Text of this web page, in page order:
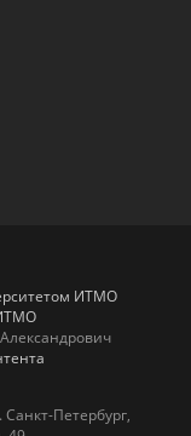
ИТМО
Петербург,